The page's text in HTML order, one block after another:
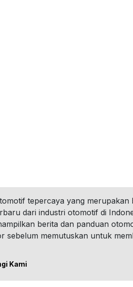
tepercaya yang merupakan
dari industri otomotif di
berita dan panduan
sebelum memutuskan untuk
Kami